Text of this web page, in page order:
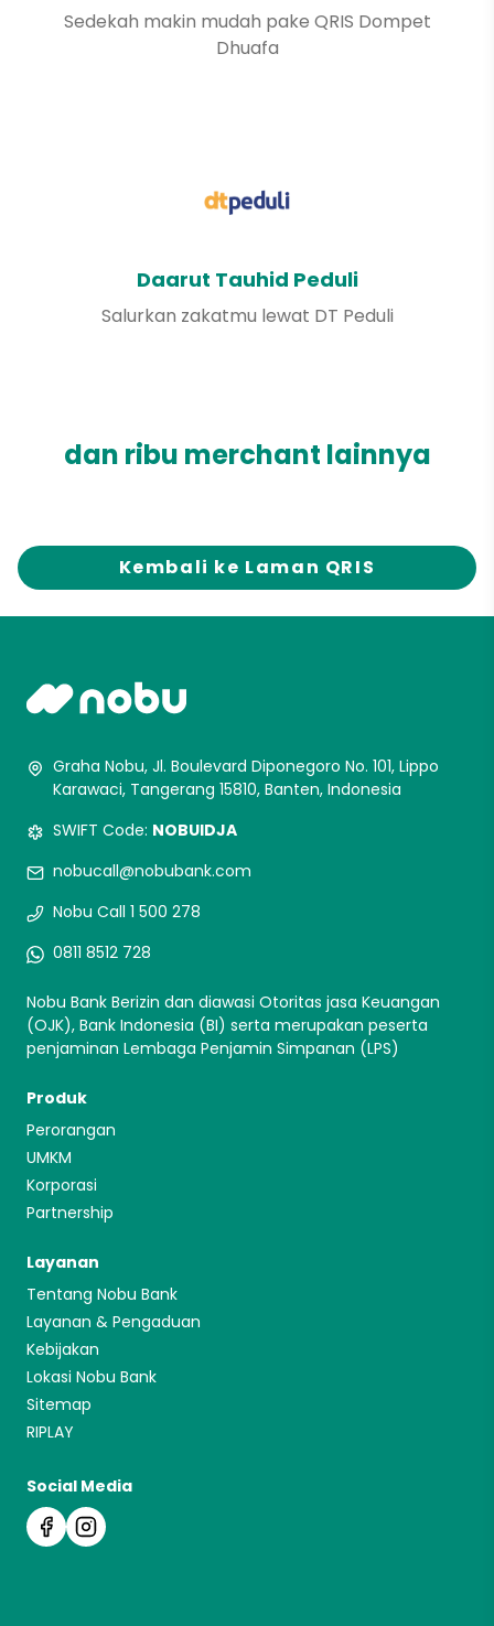
Sedekah makin mudah pake QRIS Dompet
Dhuafa
Daarut Tauhid Peduli
Salurkan zakatmu lewat DT Peduli
dan ribu merchant lainnya
Kembali ke Laman QRIS
Graha Nobu, Jl. Boulevard Diponegoro No. 101, Lippo
Karawaci, Tangerang 15810, Banten, Indonesia
SWIFT Code: NOBUIDJA
nobucall@nobubank.com
Nobu Call 1 500 278
0811 8512 728
Nobu Bank Berizin dan diawasi Otoritas jasa Keuangan
(OJK), Bank Indonesia (BI) serta merupakan peserta
penjaminan Lembaga Penjamin Simpanan (LPS)
Produk
Perorangan
UMKM
Korporasi
Partnership
Layanan
Tentang Nobu Bank
Layanan & Pengaduan
Kebijakan
Lokasi Nobu Bank
Sitemap
RIPLAY
Social Media